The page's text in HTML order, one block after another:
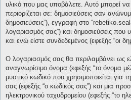
υλικό που μας υποβάλετε. Αυτό μπορεί
περιορίζεται σε: δημοσιεύσεις σαν
δημοσιεύσεις”), εγγραφή στο
λογαριασμός σας”) και δημοσιεύσεις που
και ενώ είστε συνδεδεμένος (εφεξής “οι
Ο λογαριασμός σας θα περιλαμβάνει ως
αναγνωρίσιμο όνομα (εφεξής “το όνομα
μυστικό κωδικό που χρησιμοποιείται για
σας (εφεξής “ο κωδικός σας”) και μια
ηλεκτρονικού ταχυδρομείου (εφεξής “το